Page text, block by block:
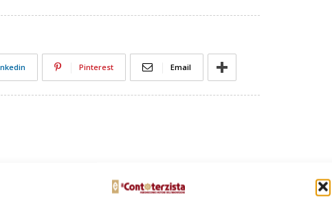
Pinterest Email